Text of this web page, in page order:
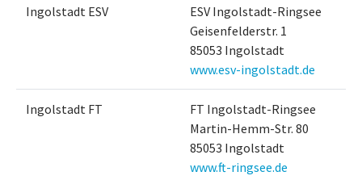
Ingolstadt ESV
ESV Ingolstadt-Ringsee
Geisenfelderstr. 1
85053 Ingolstadt
www.esv-ingolstadt.de
Ingolstadt FT
FT Ingolstadt-Ringsee
Martin-Hemm-Str. 80
85053 Ingolstadt
www.ft-ringsee.de